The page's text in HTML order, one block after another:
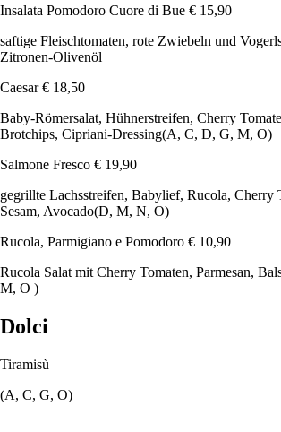
Insalata Pomodoro Cuore di Bue € 15,90
saftige Fleischtomaten, rote Zwiebeln und
Zitronen-Olivenöl
Caesar € 18,50
Baby-Römersalat, Hühnerstreifen, Cherry
Brotchips, Cipriani-Dressing(A, C, D, G, M, O)
Salmone Fresco € 19,90
gegrillte Lachsstreifen, Babylief, Rucola, Cherry
Sesam, Avocado(D, M, N, O)
Rucola, Parmigiano e Pomodoro € 10,90
Rucola Salat mit Cherry Tomaten, Parmesan,
M, O )
Dolci
Tiramisù
(A, C, G, O)